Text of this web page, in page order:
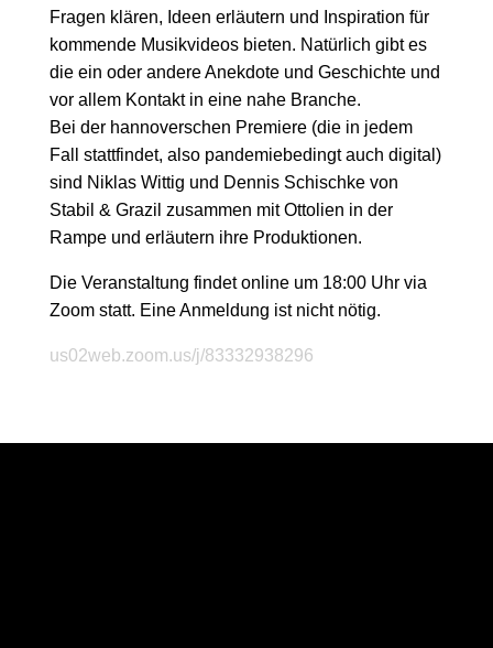
Fragen klären, Ideen erläutern und Inspiration für
kommende Musikvideos bieten. Natürlich gibt es
die ein oder andere Anekdote und Geschichte und
vor allem Kontakt in eine nahe Branche.
Bei der hannoverschen Premiere (die in jedem
Fall stattfindet, also pandemiebedingt auch digital)
sind Niklas Wittig und Dennis Schischke von
Stabil & Grazil zusammen mit Ottolien in der
Rampe und erläutern ihre Produktionen.
Die Veranstaltung findet online um 18:00 Uhr via
Zoom statt. Eine Anmeldung ist nicht nötig.
us02web.zoom.us/j/83332938296